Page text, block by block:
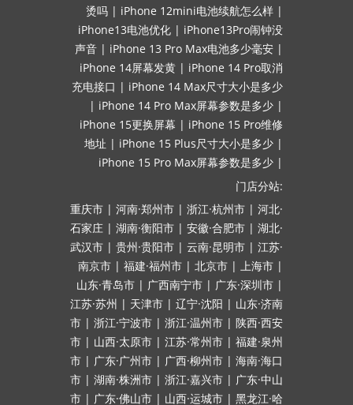
烫吗 | iPhone 12mini电池续航怎么样 |
iPhone13电池优化 | iPhone13Pro闹钟没
声音 | iPhone 13 Pro Max电池多少毫安 |
iPhone 14屏幕发黄 | iPhone 14 Pro取消
充电接口 | iPhone 14 Max尺寸大小是多少
| iPhone 14 Pro Max屏幕参数是多少 |
iPhone 15更换屏幕 | iPhone 15 Pro维修
地址 | iPhone 15 Plus尺寸大小是多少 |
iPhone 15 Pro Max屏幕参数是多少 |
门店分站:
重庆市 | 河南·郑州市 | 浙江·杭州市 | 河北·
石家庄 | 湖南·衡阳市 | 安徽·合肥市 | 湖北·
武汉市 | 贵州·贵阳市 | 云南·昆明市 | 江苏·
南京市 | 福建·福州市 | 北京市 | 上海市 |
山东·青岛市 | 广西南宁市 | 广东·深圳市 |
江苏·苏州 | 天津市 | 辽宁·沈阳 | 山东·济南
市 | 浙江·宁波市 | 浙江·温州市 | 陕西·西安
市 | 山西·太原市 | 江苏·常州市 | 福建·泉州
市 | 广东·广州市 | 广西·柳州市 | 海南·海口
市 | 湖南·株洲市 | 浙江·嘉兴市 | 广东·中山
市 | 广东·佛山市 | 山西·运城市 | 黑龙江·哈